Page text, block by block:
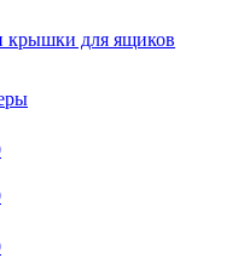
крышки для ящиков